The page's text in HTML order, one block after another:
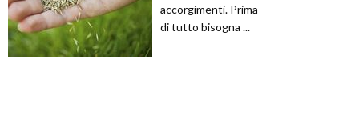
accorgimenti. Prima
di tutto bisogna ...